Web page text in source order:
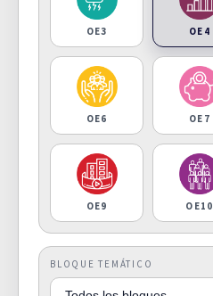
OE3 OE4
OE6 OE7
OE9 OE10
BLOQUE TEMÁTICO